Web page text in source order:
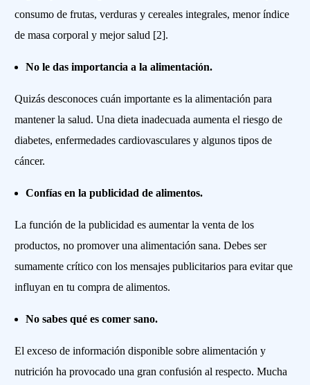
consumo de frutas, verduras y cereales integrales, menor índice
de masa corporal y mejor salud [2].
No le das importancia a la alimentación.
Quizás desconoces cuán importante es la alimentación para
mantener la salud. Una dieta inadecuada aumenta el riesgo de
diabetes, enfermedades cardiovasculares y algunos tipos de
cáncer.
Confías en la publicidad de alimentos.
La función de la publicidad es aumentar la venta de los
productos, no promover una alimentación sana. Debes ser
sumamente crítico con los mensajes publicitarios para evitar que
influyan en tu compra de alimentos.
No sabes qué es comer sano.
El exceso de información disponible sobre alimentación y
nutrición ha provocado una gran confusión al respecto. Mucha